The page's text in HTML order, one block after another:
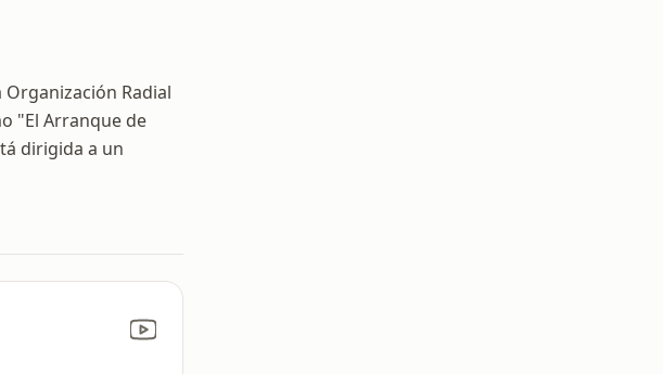
Radial
"El Arranque de
dirigida a un